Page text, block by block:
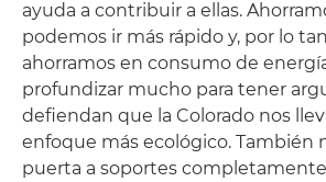
ayuda a contribuir a ellas.
podemos ir más rápido y, por lo
ahorramos en consumo de
profundizar mucho para tener
defiendan que la Colorado nos
enfoque más ecológico. También
puerta a soportes